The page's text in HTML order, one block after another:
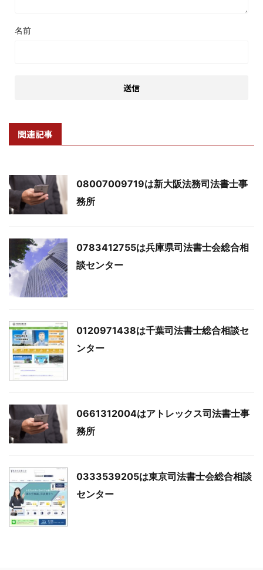
名前
関連記事
08007009719は新大阪法務司法書士事
務所
0783412755は兵庫県司法書士会総合相
談センター
0120971438は千葉司法書士総合相談セ
ンター
0661312004はアトレックス司法書士事
務所
0333539205は東京司法書士会総合相談
センター